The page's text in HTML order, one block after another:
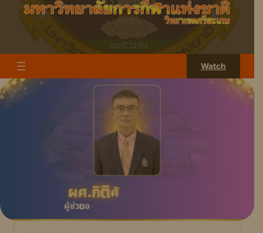
Watch